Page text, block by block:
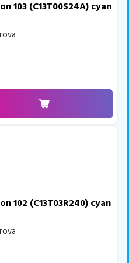
103 (C13T00S24A) cyan
102 (C13T03R240) cyan